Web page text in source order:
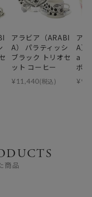
アラビア（ARABI
A） パラティッシ
ブラック トリオセ
ット コーヒー
¥11,440(税込)
ア
A）
a マ
ボ
¥
商品